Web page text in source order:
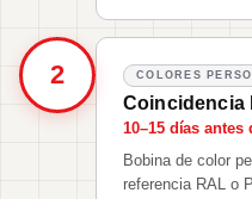
2 COLORES
Coincidencia
10–15 días
Bobina de color
referencia RAL o